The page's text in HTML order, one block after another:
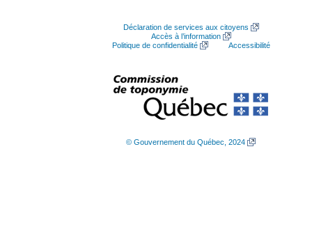
Déclaration de services aux citoyens
Accès à l’information
Politique de confidentialité
Accessibilité
© Gouvernement du Québec, 2024